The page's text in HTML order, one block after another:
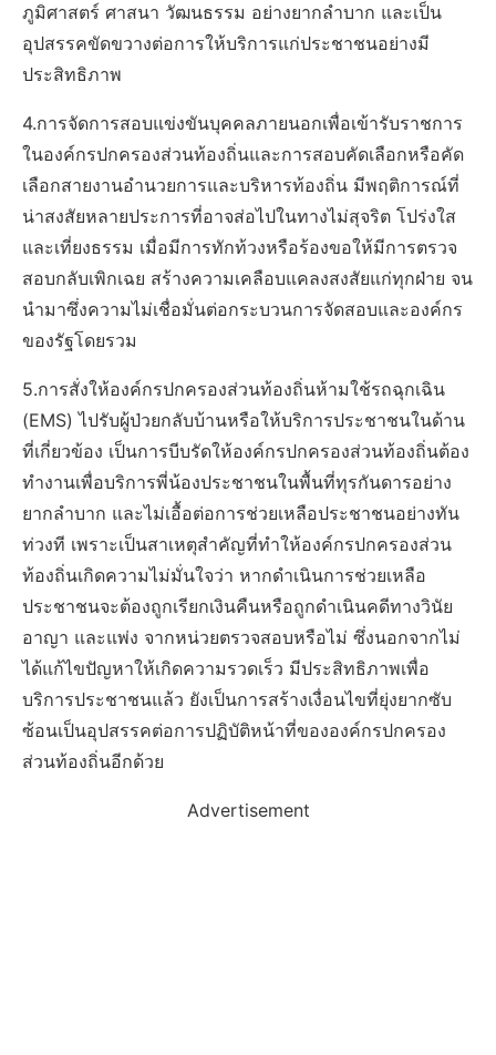
ภูมิศาสตร์ ศาสนา วัฒนธรรม อย่างยากลำบาก และเป็น
อุปสรรคขัดขวางต่อการให้บริการแก่ประชาชนอย่างมี
ประสิทธิภาพ
4.การจัดการสอบแข่งขันบุคคลภายนอกเพื่อเข้ารับราชการ
ในองค์กรปกครองส่วนท้องถิ่นและการสอบคัดเลือกหรือคัด
เลือกสายงานอำนวยการและบริหารท้องถิ่น มีพฤติการณ์ที่
น่าสงสัยหลายประการที่อาจส่อไปในทางไม่สุจริต โปร่งใส
และเที่ยงธรรม เมื่อมีการทักท้วงหรือร้องขอให้มีการตรวจ
สอบกลับเพิกเฉย สร้างความเคลือบแคลงสงสัยแก่ทุกฝ่าย จน
นำมาซึ่งความไม่เชื่อมั่นต่อกระบวนการจัดสอบและองค์กร
ของรัฐโดยรวม
5.การสั่งให้องค์กรปกครองส่วนท้องถิ่นห้ามใช้รถฉุกเฉิน
(EMS) ไปรับผู้ป่วยกลับบ้านหรือให้บริการประชาชนในด้าน
ที่เกี่ยวข้อง เป็นการบีบรัดให้องค์กรปกครองส่วนท้องถิ่นต้อง
ทำงานเพื่อบริการพี่น้องประชาชนในพื้นที่ทุรกันดารอย่าง
ยากลำบาก และไม่เอื้อต่อการช่วยเหลือประชาชนอย่างทัน
ท่วงที เพราะเป็นสาเหตุสำคัญที่ทำให้องค์กรปกครองส่วน
ท้องถิ่นเกิดความไม่มั่นใจว่า หากดำเนินการช่วยเหลือ
ประชาชนจะต้องถูกเรียกเงินคืนหรือถูกดำเนินคดีทางวินัย
อาญา และแพ่ง จากหน่วยตรวจสอบหรือไม่ ซึ่งนอกจากไม่
ได้แก้ไขปัญหาให้เกิดความรวดเร็ว มีประสิทธิภาพเพื่อ
บริการประชาชนแล้ว ยังเป็นการสร้างเงื่อนไขที่ยุ่งยากซับ
ซ้อนเป็นอุปสรรคต่อการปฏิบัติหน้าที่ขององค์กรปกครอง
ส่วนท้องถิ่นอีกด้วย
Advertisement